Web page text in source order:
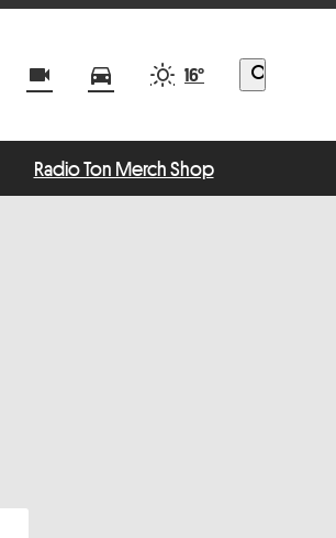
videocam directions_car 16° search
Radio Ton Merch Shop